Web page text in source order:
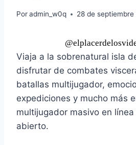
Poradmin_w0q 28 de septiembre
Viaja a la sobrenatural isla
disfrutar de combates
batallas multijugador,
expediciones y mucho más
multijugador masivo en
abierto.